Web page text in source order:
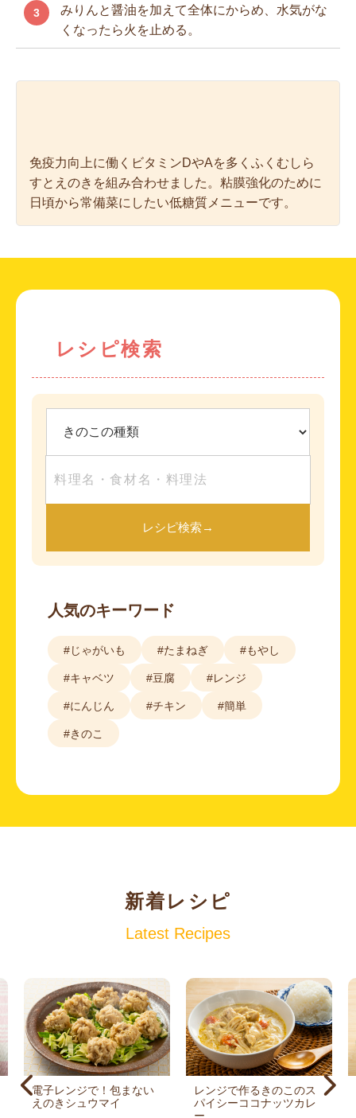
3
みりんと醤油を加えて全体にからめ、水気がな
くなったら火を止める。
免疫力向上に働くビタミンDやAを多くふくむしら
すとえのきを組み合わせました。粘膜強化のために
日頃から常備菜にしたい低糖質メニューです。
レシピ検索
レシピ検索→
人気のキーワード
#じゃがいも #たまねぎ #もやし
#キャベツ #豆腐 #レンジ
#にんじん #チキン #簡単
#きのこ
新着レシピ
Latest Recipes
電子レンジで！包まない
えのきシュウマイ
レンジで作るきのこのス
パイシーココナッツカレ